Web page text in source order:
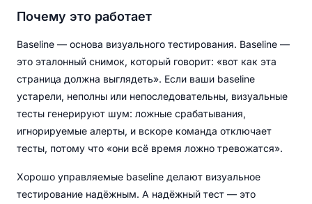
Почему это работает
Baseline — основа визуального тестирования. Baseline —
это эталонный снимок, который говорит: «вот как эта
страница должна выглядеть». Если ваши baseline
устарели, неполны или непоследовательны, визуальные
тесты генерируют шум: ложные срабатывания,
игнорируемые алерты, и вскоре команда отключает
тесты, потому что «они всё время ложно тревожатся».
Хорошо управляемые baseline делают визуальное
тестирование надёжным. А надёжный тест — это